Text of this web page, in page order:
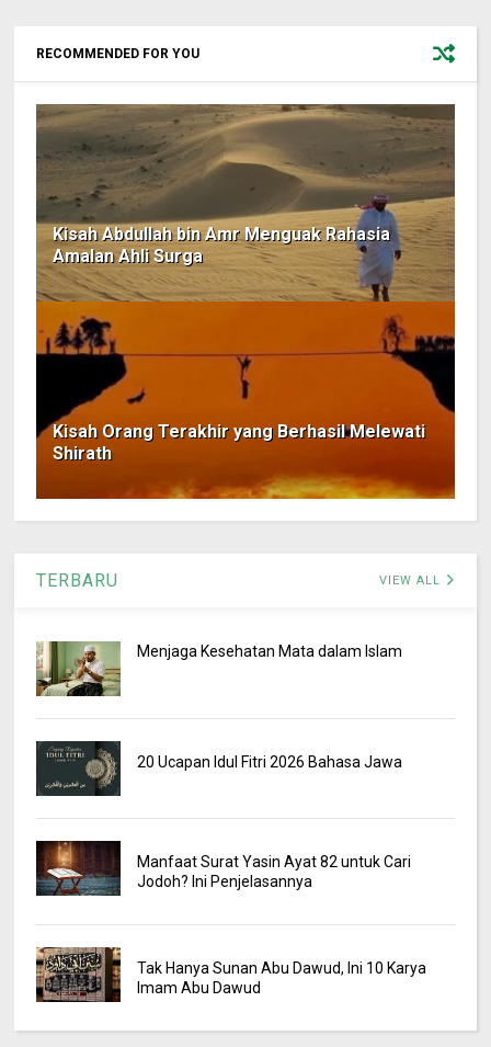
RECOMMENDED FOR YOU
Kisah Abdullah bin Amr Menguak Rahasia
Amalan Ahli Surga
Kisah Orang Terakhir yang Berhasil Melewati
Shirath
TERBARU VIEW ALL
Menjaga Kesehatan Mata dalam Islam
20 Ucapan Idul Fitri 2026 Bahasa Jawa
Manfaat Surat Yasin Ayat 82 untuk Cari
Jodoh? Ini Penjelasannya
Tak Hanya Sunan Abu Dawud, Ini 10 Karya
Imam Abu Dawud